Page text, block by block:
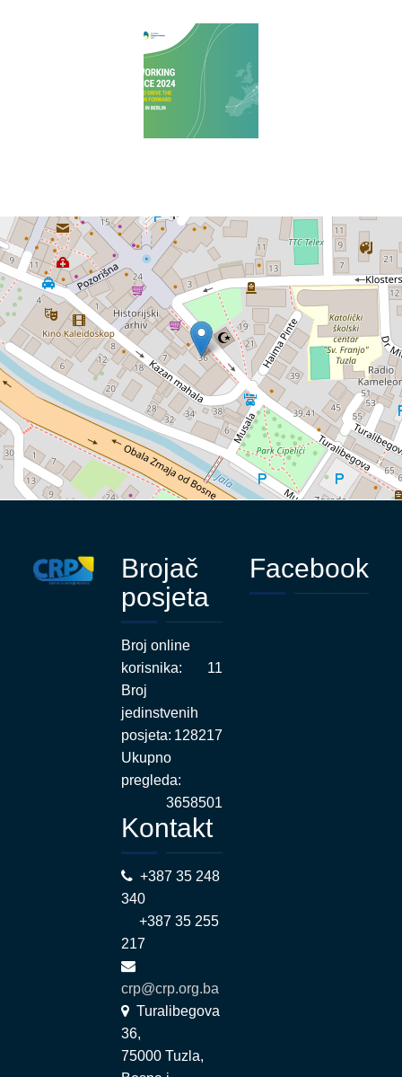
Brojač
posjeta
Broj online
korisnika:
11
Broj
jedinstvenih
posjeta: 128217
Ukupno
pregleda:
3658501
Kontakt
+387 35 248
340
+387 35 255
217
crp@crp.org.ba
Turalibegova
36,
75000 Tuzla,
Facebook